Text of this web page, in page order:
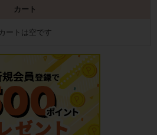
カート
カートは空です